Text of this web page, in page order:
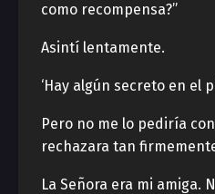
como recompensa?”
Asintí lentamente.
‘Hay algún secreto en el
Pero no me lo pediría
rechazara tan
La Señora era mi amiga.